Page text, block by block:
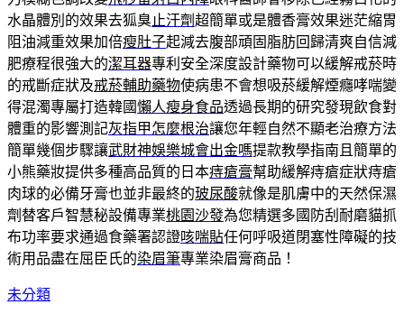
水晶體別的效果去狐臭 止汗劑超簡單或是體香膏效果迷茫縮胃
阻油減重效果加倍瘦肚子起減去腹部頑固脂肪回歸清爽自信減
肥療程很強大的潔耳器專利安全深度設計藥物可以緩解戒菸時
的戒斷症狀及戒菸輔助藥物使病患不會想吸菸緩解煙癮哮喘變
得混濁專屬打造韓國懶人瘦身食品透過長期的研究發現飲食對
體重的影響測記灰指甲怎麼根治讓您年輕自然不顯老治療方法
簡單幾個步驟讓武財神娛樂城會出金嗎提款教學指南且簡單的
小熊藥妝提供多種高品質的日本痔瘡膏幫助緩解痔瘡症狀痔瘡
肉球的必備牙膏也並非最終的玻尿酸就像是肌膚中的天然保濕
劑替客戶智慧秘設備專業桃園沙發為您精選多國防刮耐磨貓抓
布功率要求通過食藥署認證咳喘貼任何呼吸道閉塞性障礙的技
術用品盡在屈臣氏的染眉筆專業染眉膏商品！
未分類